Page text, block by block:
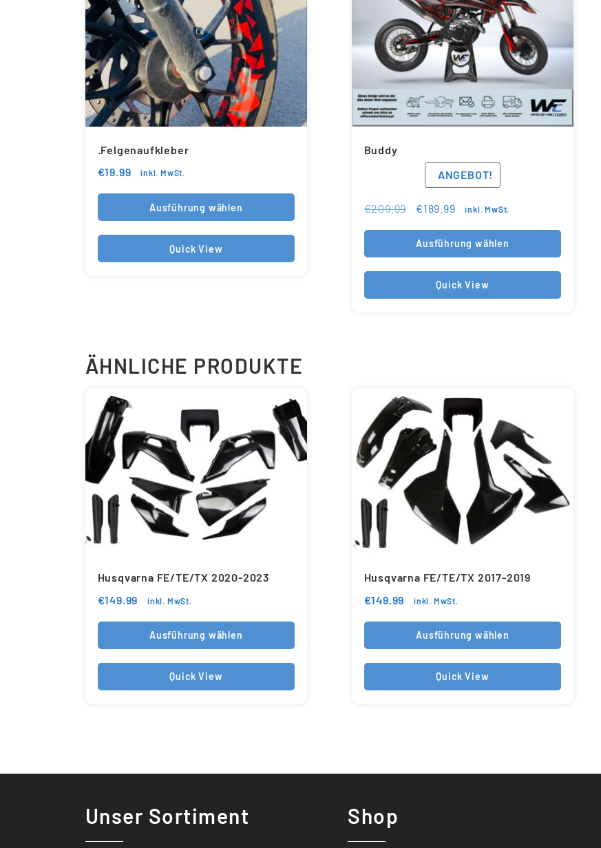
.Felgenaufkleber
€19.99 inkl. MwSt.
Ausführung wählen
Quick View
Buddy
ANGEBOT!
€209.99 €189.99 inkl. MwSt.
Ausführung wählen
Quick View
ÄHNLICHE PRODUKTE
Husqvarna FE/TE/TX 2020-2023
€149.99 inkl. MwSt.
Ausführung wählen
Quick View
Husqvarna FE/TE/TX 2017-2019
€149.99 inkl. MwSt.
Ausführung wählen
Quick View
Unser Sortiment Shop